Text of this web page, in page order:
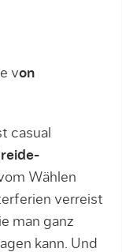
von
casual
Wählen
verreist
man ganz
kann. Und